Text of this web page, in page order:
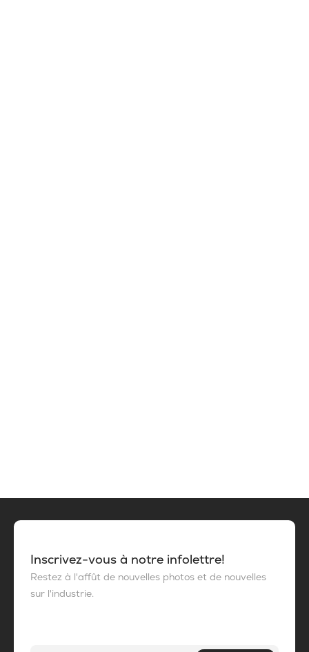
Inscrivez-vous à notre infolettre!
Restez à l'affût de nouvelles photos et de nouvelles
sur l'industrie.